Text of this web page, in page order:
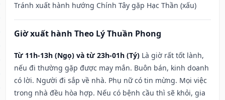
Tránh xuất hành hướng Chính Tây gặp Hạc Thần (xấu)
Giờ xuất hành Theo Lý Thuần Phong
Từ 11h-13h (Ngọ) và từ 23h-01h (Tý) Là giờ rất tốt lành,
nếu đi thường gặp được may mắn. Buôn bán, kinh doanh
có lời. Người đi sắp về nhà. Phụ nữ có tin mừng. Mọi việc
trong nhà đều hòa hợp. Nếu có bệnh cầu thì sẽ khỏi, gia